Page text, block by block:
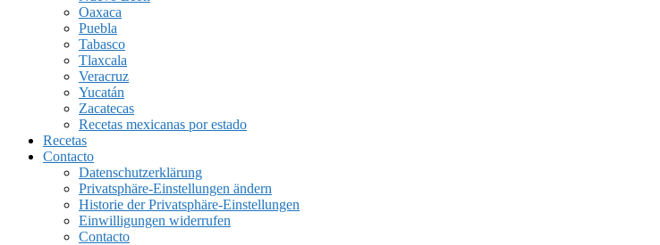
Oaxaca
Puebla
Tabasco
Tlaxcala
Veracruz
Yucatán
Zacatecas
Recetas mexicanas por estado
Recetas
Contacto
Datenschutzerklärung
Privatsphäre-Einstellungen ändern
Historie der Privatsphäre-Einstellungen
Einwilligungen widerrufen
Contacto